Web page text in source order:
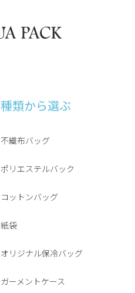
種類から選ぶ
不織布バッグ
ポリエステルバック
コットンバッグ
紙袋
オリジナル保冷バッグ
ガーメントケース